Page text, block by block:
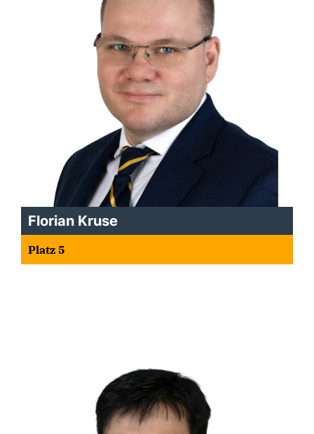
Florian Kruse
Platz 5